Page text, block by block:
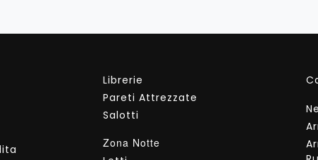
Librerie
Pareti Attrezzate
Salotti
Zona Notte